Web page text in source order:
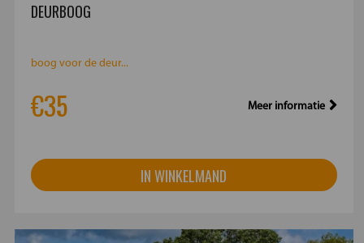
DEURBOOG
boog voor de deur...
€35 Meer informatie
IN WINKELMAND